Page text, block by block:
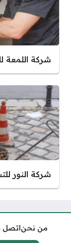
شركة اللمعة
شركة النور
من نحناتصل